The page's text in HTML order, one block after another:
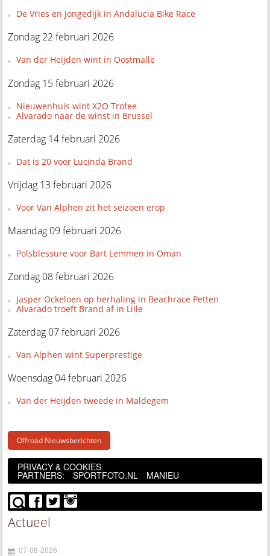
De Vries en Jongedijk in Andalucia Bike Race
Zondag 22 februari 2026
Van der Heijden wint in Oostmalle
Zondag 15 februari 2026
Nieuwenhuis wint X2O Trofee
Alvarado naar de winst in Brussel
Zaterdag 14 februari 2026
Dat is 20 voor Lucinda Brand
Vrijdag 13 februari 2026
Voor Van Alphen zit het seizoen erop
Maandag 09 februari 2026
Polsblessure voor Bart Lemmen in Oman
Zondag 08 februari 2026
Jasper Ockeloen op herhaling in Beachrace Petten
Alvarado troeft Brand af in Lille
Zaterdag 07 februari 2026
Van Alphen wint Superprestige
Woensdag 04 februari 2026
Van der Heijden tweede in Maldegem
Offroad Nieuwsberichten
PRIVACY & COOKIES
PARTNERS: SPORTFOTO.NL MANIEU
Actueel
07-08-2026